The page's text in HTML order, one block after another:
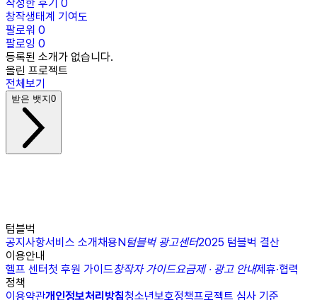
작성한 후기 0
창작생태계 기여도
팔로워 0
팔로잉 0
등록된 소개가 없습니다.
올린 프로젝트
전체보기
받은 뱃지0
텀블벅
공지사항서비스 소개채용N텀블벅 광고센터2025 텀블벅 결산
이용안내
헬프 센터첫 후원 가이드창작자 가이드요금제 · 광고 안내제휴·협력
정책
이용약관개인정보처리방침청소년보호정책프로젝트 심사 기준